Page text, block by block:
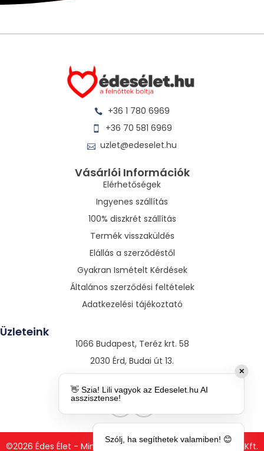
+36 1 780 6969
+36 70 581 6969
uzlet@edeselet.hu
Vásárlói Információk
Elérhetőségek
Ingyenes szállítás
100% diszkrét szállítás
Termék visszaküldés
Elállás a szerződéstől
Gyakran Ismételt Kérdések
Általános szerződési feltételek
Adatkezelési tájékoztató
Üzleteink
1066 Budapest, Teréz krt. 58
2030 Érd, Budai út 13.
©2026 Édes Élet - Minden jog fenntartva. Csomag Szerviz Kft.
✕
👋 Szia! Lili vagyok az Edeselet.hu AI
asszisztense!
Szólj, ha segíthetek valamiben! 😊